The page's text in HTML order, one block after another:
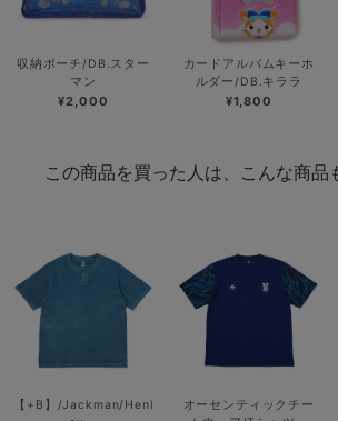
収納ポーチ/DB.スター
マン
¥2,000
カードアルバムキーホ
ルダー/DB.キララ
¥1,800
この商品を買った人は、こんな商品
【+B】/Jackman/Henl
オーセンティックチー